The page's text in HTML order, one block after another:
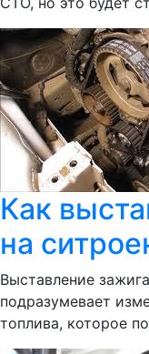
Как
на
Выставление
подразумевает
топлива, которое